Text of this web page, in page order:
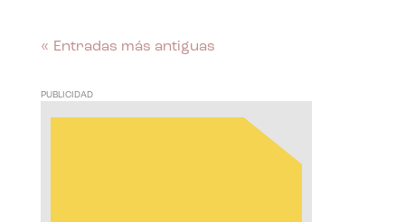
« Entradas más antiguas
PUBLICIDAD